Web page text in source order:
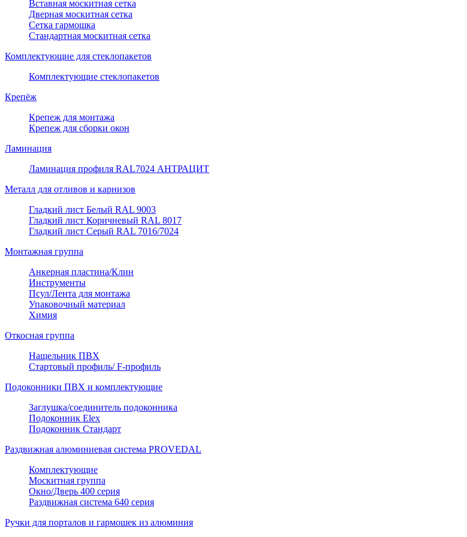
Вставная москитная сетка
Дверная москитная сетка
Сетка гармошка
Стандартная москитная сетка
Комплектующие для стеклопакетов
Комплектующие стеклопакетов
Крепёж
Крепеж для монтажа
Крепеж для сборки окон
Ламинация
Ламинация профиля RAL7024 АНТРАЦИТ
Металл для отливов и карнизов
Гладкий лист Белый RAL 9003
Гладкий лист Коричневый RAL 8017
Гладкий лист Серый RAL 7016/7024
Монтажная группа
Анкерная пластина/Клин
Инструменты
Псул/Лента для монтажа
Упаковочный материал
Химия
Откосная группа
Нащельник ПВХ
Стартовый профиль/ F-профиль
Подоконники ПВХ и комплектующие
Заглушка/соединитель подоконника
Подоконник Elex
Подоконник Стандарт
Раздвижная алюминиевая система PROVEDAL
Комплектующие
Москитная группа
Окно/Дверь 400 серия
Раздвижная система 640 серия
Ручки для порталов и гармошек из алюминия